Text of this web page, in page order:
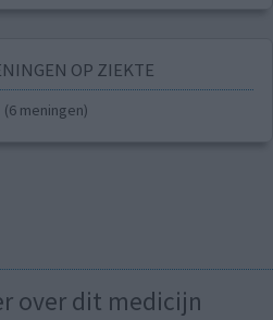
OP ZIEKTE
(6 meningen)
over dit medicijn